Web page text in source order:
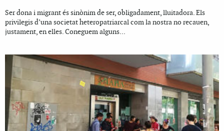
Ser dona i migrant és sinònim de ser, obligadament, lluitadora. Els
privilegis d’una societat heteropatriarcal com la nostra no recauen,
justament, en elles. Coneguem alguns...